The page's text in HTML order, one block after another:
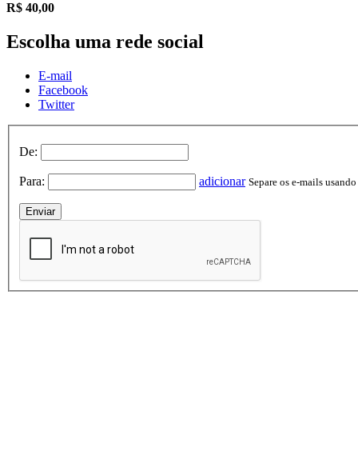
R$ 40,00
Escolha uma rede social
E-mail
Facebook
Twitter
De:
Para: adicionar Separe os e-mails